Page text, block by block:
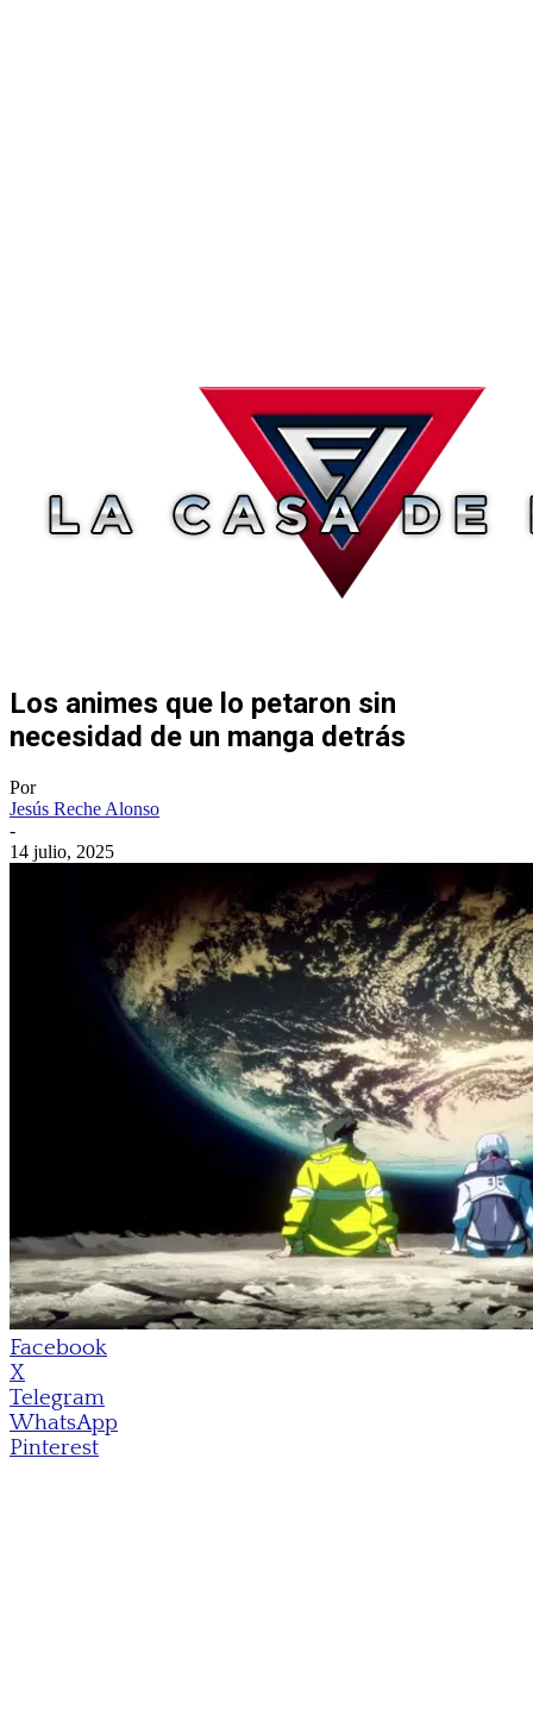
Los animes que lo petaron sin
necesidad de un manga detrás
Por
Jesús Reche Alonso
-
14 julio, 2025
Facebook
X
Telegram
WhatsApp
Pinterest